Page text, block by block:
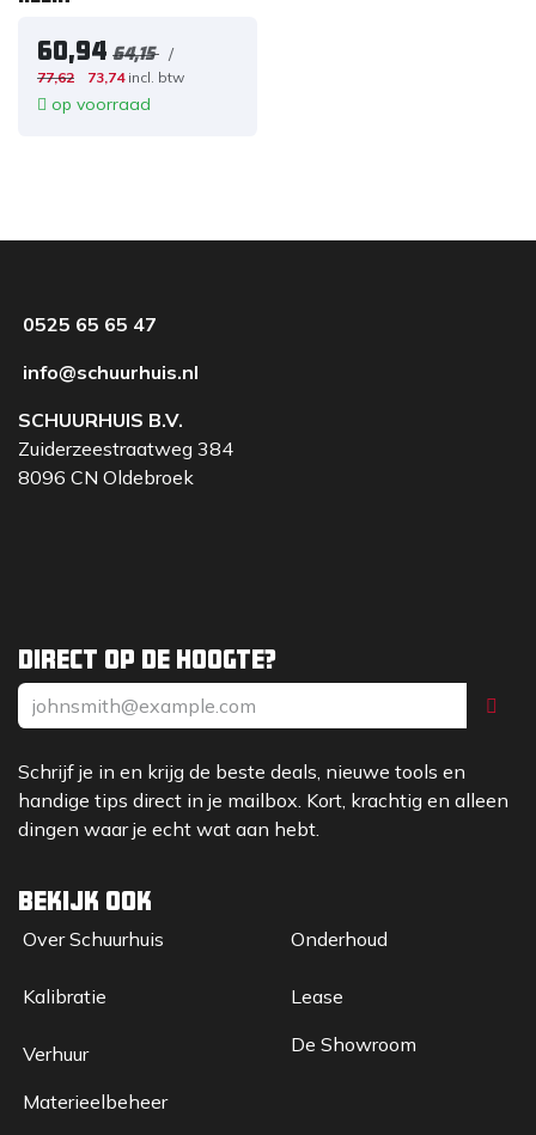
60,94 64,15 /
77,62 73,74 incl. btw
op voorraad
Direct op de hoogte?
Schrijf je in en krijg de beste deals, nieuwe tools en
handige tips direct in je mailbox. Kort, krachtig en alleen
dingen waar je echt wat aan hebt.
Bekijk ook
Over Sc​huurhuis
Kalibratie
Verhuur
Materieelbeheer
Onderhoud
Lease
De Showroom
0525 65 65 47
info@schuurhuis.nl
SCHUURHUIS B.V.
Zuiderzeestraatweg 384
8096 CN Oldebroek